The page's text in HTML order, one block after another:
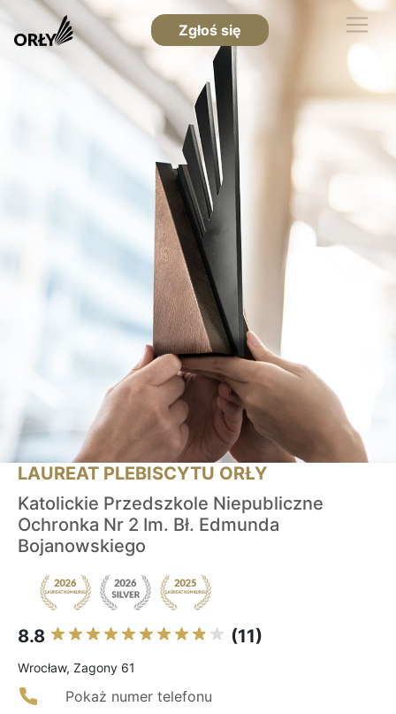
Zgłoś się
LAUREAT PLEBISCYTU ORŁY
Katolickie Przedszkole Niepubliczne
Ochronka Nr 2 Im. Bł. Edmunda
Bojanowskiego
8.8 (11)
Wrocław, Zagony 61
Pokaż numer telefonu